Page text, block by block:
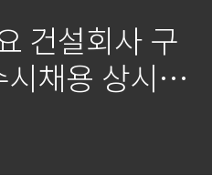
건설회사 구
채용 상시채